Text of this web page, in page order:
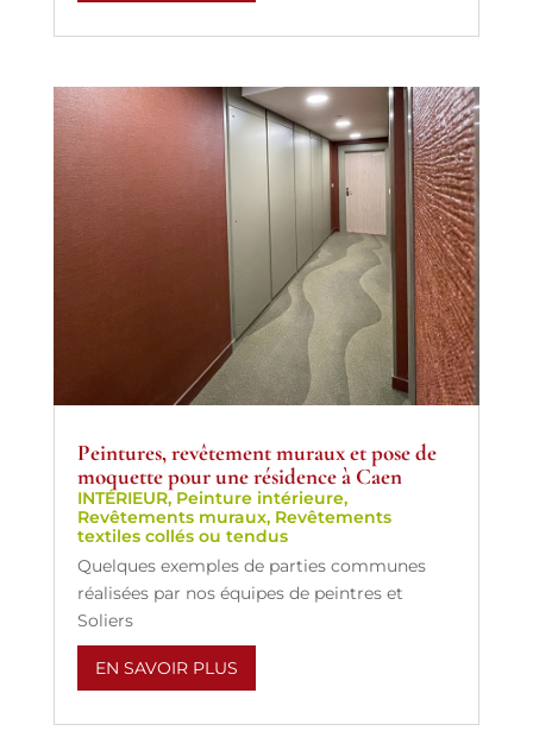
Peintures, revêtement muraux et pose de
moquette pour une résidence à Caen
INTÉRIEUR, Peinture intérieure,
Revêtements muraux, Revêtements
textiles collés ou tendus
Quelques exemples de parties communes
réalisées par nos équipes de peintres et
Soliers
EN SAVOIR PLUS